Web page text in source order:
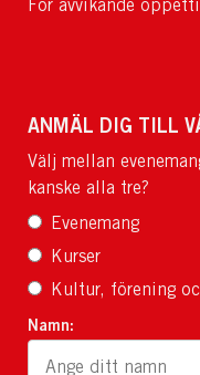
För avvikande
ANMÄL DIG TILL
Välj mellan
kanske alla tre?
Evenemang
Kurser
Kultur, förening
Namn: